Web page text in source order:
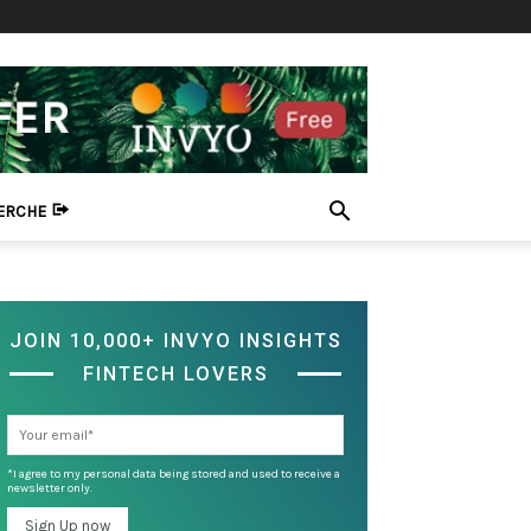
JOIN 10,000+ INVYO INSIGHTS
FINTECH LOVERS
*I agree to my personal data being stored and used to receive a
newsletter only.